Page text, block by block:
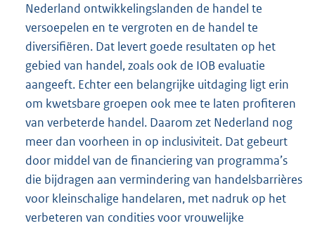
Nederland ontwikkelingslanden de handel te
versoepelen en te vergroten en de handel te
diversifiëren. Dat levert goede resultaten op het
gebied van handel, zoals ook de IOB evaluatie
aangeeft. Echter een belangrijke uitdaging ligt erin
om kwetsbare groepen ook mee te laten profiteren
van verbeterde handel. Daarom zet Nederland nog
meer dan voorheen in op inclusiviteit. Dat gebeurt
door middel van de financiering van programma’s
die bijdragen aan vermindering van handelsbarrières
voor kleinschalige handelaren, met nadruk op het
verbeteren van condities voor vrouwelijke